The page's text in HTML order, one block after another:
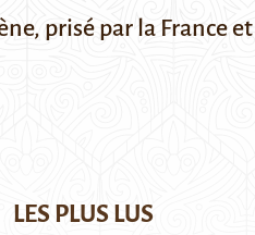
prisé par la France et
LES PLUS LUS